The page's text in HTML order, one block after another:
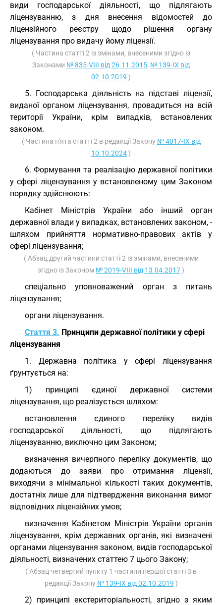
види господарської діяльності, що підлягають
ліцензуванню, з дня внесення відомостей до
ліцензійного реєстру щодо рішення органу
ліцензування про видачу йому ліцензії.
( Частина статті 2 із змінами, внесеними згідно із
Законами № 835-VIII від 26.11.2015, № 139-IX від
02.10.2019 )
5. Господарська діяльність на підставі ліцензії,
виданої органом ліцензування, провадиться на всій
території України, крім випадків, встановлених
законом.
( Частина п'ята статті 2 в редакції Закону № 4017-IX від
10.10.2024)
6. Формування та реалізацію державної політики
у сфері ліцензування у встановленому цим Законом
порядку здійснюють:
Кабінет Міністрів України або інший орган
державної влади у випадках, встановлених законом, -
шляхом прийняття нормативно-правових актів у
сфері ліцензування;
( Абзац другий частини статті 2 із змінами, внесеними
згідно із Законом № 2019-VIII від 13.04.2017)
спеціально уповноважений орган з питань
ліцензування;
органи ліцензування.
Стаття 3. Принципи державної політики у сфері
ліцензування
1. Державна політика у сфері ліцензування
ґрунтується на:
1) принципі єдиної державної системи
ліцензування, що реалізується шляхом:
встановлення єдиного переліку видів
господарської діяльності, що підлягають
ліцензуванню, виключно цим Законом;
визначення вичерпного переліку документів, що
додаються до заяви про отримання ліцензії,
виходячи з мінімальної кількості таких документів,
достатніх лише для підтвердження виконання вимог
відповідних ліцензійних умов;
визначення Кабінетом Міністрів України органів
ліцензування, крім державних органів, які визначені
органами ліцензування законом, видів господарської
діяльності, визначених статтею 7 цього Закону;
( Абзац четвертий пункту 1 частини першої статті 3 в
редакції Закону № 139-IX від 02.10.2019 )
2) принципі екстериторіальності, згідно з яким